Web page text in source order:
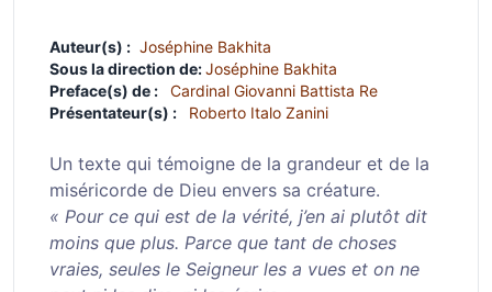
Auteur(s) : Joséphine Bakhita
Sous la direction de:Joséphine Bakhita
Preface(s) de :
Cardinal Giovanni Battista Re
Présentateur(s) :
Roberto Italo Zanini
Un texte qui témoigne de la grandeur et de la
miséricorde de Dieu envers sa créature.
« Pour ce qui est de la vérité, j’en ai plutôt dit
moins que plus. Parce que tant de choses
vraies, seules le Seigneur les a vues et on ne